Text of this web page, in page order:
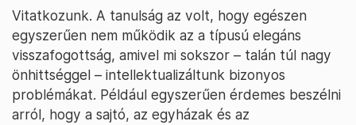
Vitatkozunk. A tanulság az volt, hogy egészen
egyszerűen nem működik az a típusú elegáns
visszafogottság, amivel mi sokszor – talán túl nagy
önhittséggel – intellektualizáltunk bizonyos
problémákat. Például egyszerűen érdemes beszélni
arról, hogy a sajtó, az egyházak és az